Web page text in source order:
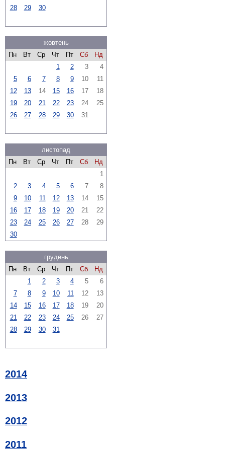
28
29 30
жовтень
Пн
Вт Ср Чт Пт Сб
Нд
1
2 3
4
5
6 7 8 9 10
11
12
13 14 15 16 17
18
19
20 21 22 23 24
25
26
27 28 29 30 31
листопад
Пн
Вт Ср Чт Пт Сб
Нд
1
2
3 4 5 6 7
8
9
10 11 12 13 14
15
16
17 18 19 20 21
22
23
24 25 26 27 28
29
30
грудень
Пн
Вт Ср Чт Пт Сб
Нд
1
2 3 4 5
6
7
8 9 10 11 12
13
14
15 16 17 18 19
20
21
22 23 24 25 26
27
28
29 30 31
2014
2013
2012
2011